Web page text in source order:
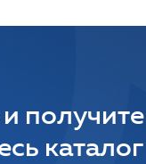
получите
каталог